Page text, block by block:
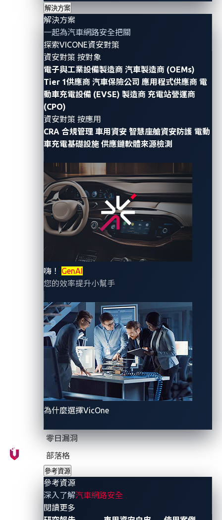
解決方案
解決方案
一起為汽車網路安全把關
探索VICONE資安對策
資安對策 按對象
電子與工業設備製造商 汽車製造商 (OEMs)
Tier 1供應商 汽車保險公司 應用程式供應商 電
動車充電設備 (EVSE) 製造商 充電站營運商
(CPO)
資安對策 按應用
CRA 合規管理 車用資安 智慧座艙資安防護 電動
車充電基礎設施 供應鏈軟體來源檢測
嗨！ GenAI
您的效率提升小幫手
為什麼選擇VicOne
零日漏洞
部落格
參考資源
參考資源
深入了解汽車網路安全
閱讀更多
Regulations
Through
Deployment
of “xZETA”
Comprehensive
Support
2026年4月28
has
partnered
with
VicOne to
enhance
cybersecurity
defined
vehicles
(SDVs) and
compliance
with UN
Regulation
No. 155 (UN
R155),
addressing
the
growing
risks in
2024年9月10
日
Fleet
Management
IoT
Primax's
use of
code
scanning
during the
software
development
phase
posed a
Should it
security
compliance?
2024年3月11
日
Unleashing
Excellence
Enhancing
Efficiency
Mitigating
Unknown
Risks on
Intelligent
Management
Gateway
合作夥伴成功實
例
Connected
Mobility
Built for
Tomorrow
Empowering
Secure
Connections
for Safer,
global
network
合作夥伴成功實
Spurring
a Green
Mobility
Era
Elevating
Supply
Chain
Superior